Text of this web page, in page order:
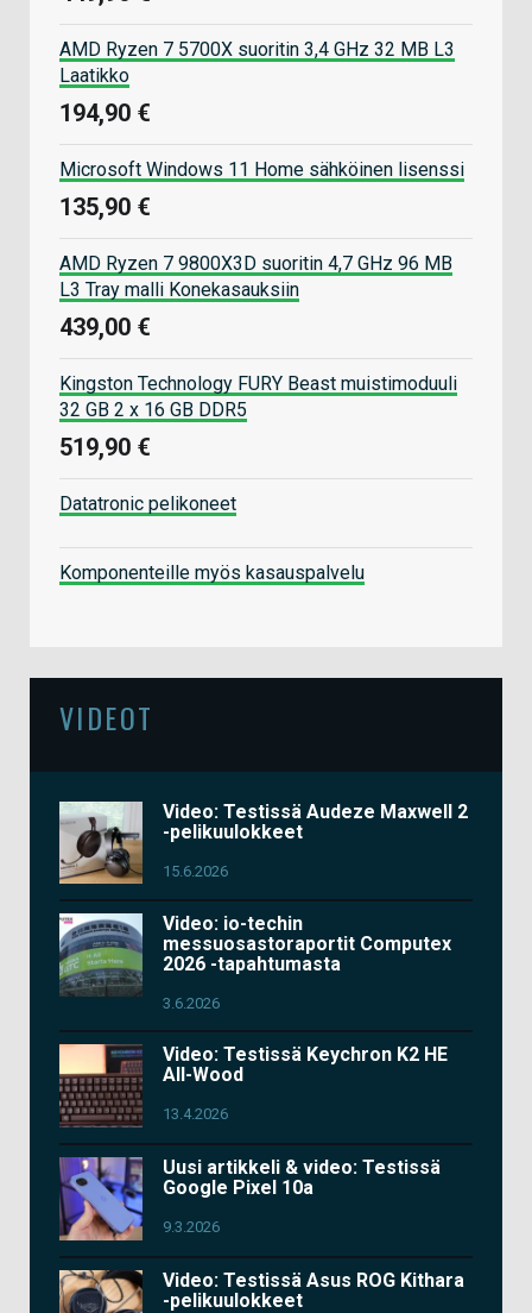
AMD Ryzen 7 5700X suoritin 3,4 GHz 32 MB L3
Laatikko
194,90 €
Microsoft Windows 11 Home sähköinen lisenssi
135,90 €
AMD Ryzen 7 9800X3D suoritin 4,7 GHz 96 MB
L3 Tray malli Konekasauksiin
439,00 €
Kingston Technology FURY Beast muistimoduuli
32 GB 2 x 16 GB DDR5
519,90 €
Datatronic pelikoneet
Komponenteille myös kasauspalvelu
VIDEOT
Video: Testissä Audeze Maxwell 2
-pelikuulokkeet
15.6.2026
Video: io-techin
messuosastoraportit Computex
2026 -tapahtumasta
3.6.2026
Video: Testissä Keychron K2 HE
All-Wood
13.4.2026
Uusi artikkeli & video: Testissä
Google Pixel 10a
9.3.2026
Video: Testissä Asus ROG Kithara
-pelikuulokkeet